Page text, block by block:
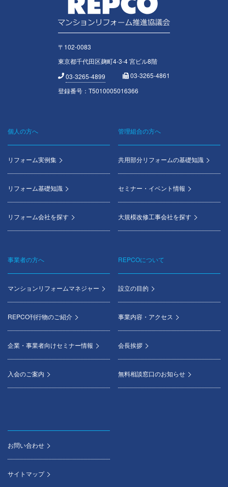
〒102-0083
東京都千代田区麹町4-3-4 宮ビル8階
03-3265-4899
03-3265-4861
登録番号：T5010005016366
Footer
menu
個人の方へ
リフォーム実例集
リフォーム基礎知識
リフォーム会社を探す
管理組合の方へ
共用部分リフォームの基礎知識
セミナー・イベント情報
大規模改修工事会社を探す
事業者の方へ
マンションリフォームマネジャー
REPCO刊行物のご紹介
企業・事業者向けセミナー情報
入会のご案内
REPCOについて
設立の目的
事業内容・アクセス
会長挨拶
無料相談窓口のお知らせ
お問い合わせ
サイトマップ